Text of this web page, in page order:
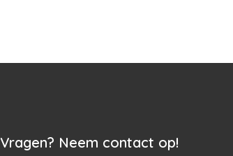
Vragen? Neem contact op!